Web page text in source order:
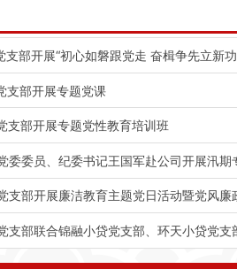
支部开展“初心如磐跟党走 奋楫争先立
支部开展专题党课
支部开展专题党性教育培训班
委委员、纪委书记王国军赴公司开展汛
支部开展廉洁教育主题党日活动暨党风
支部联合锦融小贷党支部、环天小贷党